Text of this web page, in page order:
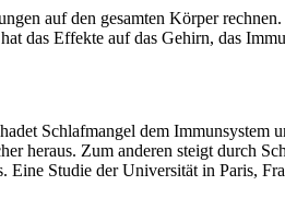
auf den gesamten Körper
das Effekte auf das Gehirn, das
Schlafmangel dem Immunsystem
heraus. Zum anderen steigt durch
Studie der Universität in Paris,